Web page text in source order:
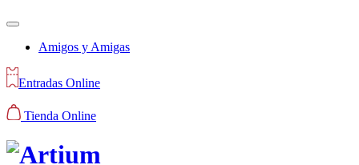
Amigos y Amigas
Entradas Online
Tienda Online